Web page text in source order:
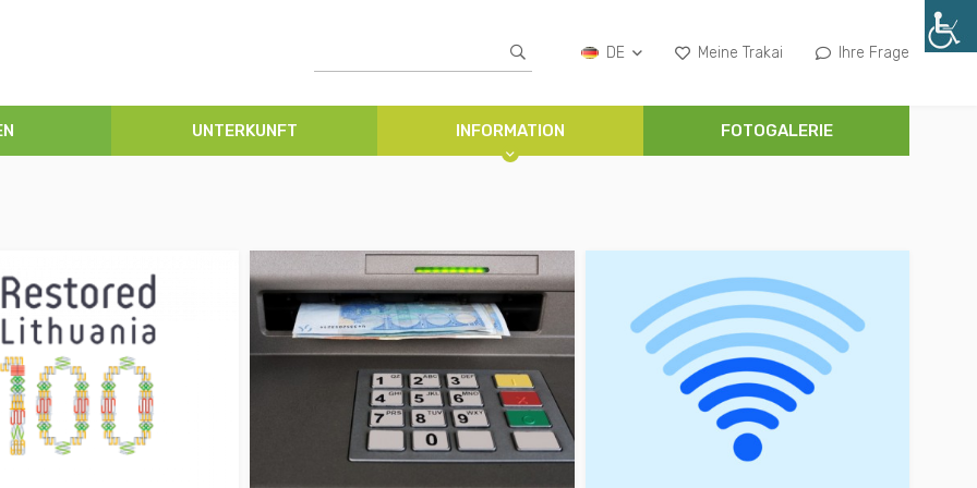
DE Meine Trakai Ihre Frage
UNTERKUNFT INFORMATION FOTOGALERIE